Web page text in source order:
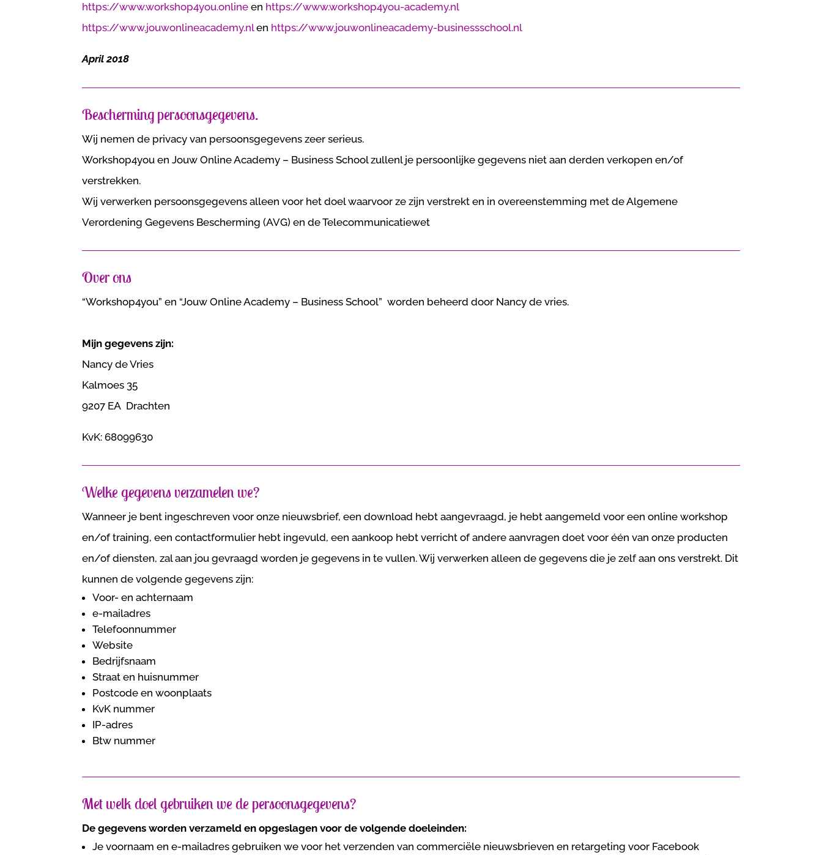
https://www.workshop4you.online en https://www.workshop4you-academy.nl
https://www.jouwonlineacademy.nlen https://www.jouwonlineacademy-businessschool.nl
April 2018
Bescherming persoonsgegevens.
Wij nemen de privacy van persoonsgegevens zeer serieus.
Workshop4you en Jouw Online Academy – Business School zullenl je persoonlijke gegevens niet aan derden verkopen en/of
verstrekken.
Wij verwerken persoonsgegevens alleen voor het doel waarvoor ze zijn verstrekt en in overeenstemming met de Algemene
Verordening Gegevens Bescherming (AVG) en de Telecommunicatiewet
Over ons
“Workshop4you” en “Jouw Online Academy – Business School” worden beheerd door Nancy de vries.
Mijn gegevens zijn:
Nancy de Vries
Kalmoes 35
9207 EA Drachten
KvK: 68099630
Welke gegevens verzamelen we?
Wanneer je bent ingeschreven voor onze nieuwsbrief, een download hebt aangevraagd, je hebt aangemeld voor een online workshop
en/of training, een contactformulier hebt ingevuld, een aankoop hebt verricht of andere aanvragen doet voor één van onze producten
en/of diensten, zal aan jou gevraagd worden je gegevens in te vullen. Wij verwerken alleen de gegevens die je zelf aan ons verstrekt. Dit
kunnen de volgende gegevens zijn:
Voor- en achternaam
e-mailadres
Telefoonnummer
Website
Bedrijfsnaam
Straat en huisnummer
Postcode en woonplaats
KvK nummer
IP-adres
Btw nummer
Met welk doel gebruiken we de persoonsgegevens?
De gegevens worden verzameld en opgeslagen voor de volgende doeleinden:
Je voornaam en e-mailadres gebruiken we voor het verzenden van commerciële nieuwsbrieven en retargeting voor Facebook